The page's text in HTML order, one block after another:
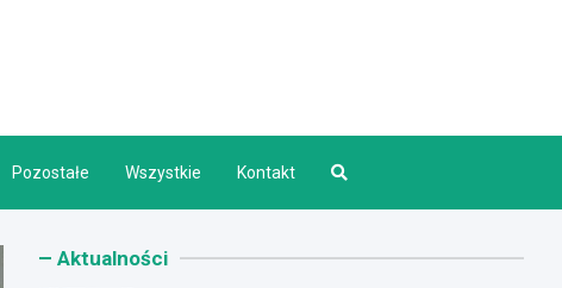
Pozostałe Wszystkie Kontakt
Aktualności